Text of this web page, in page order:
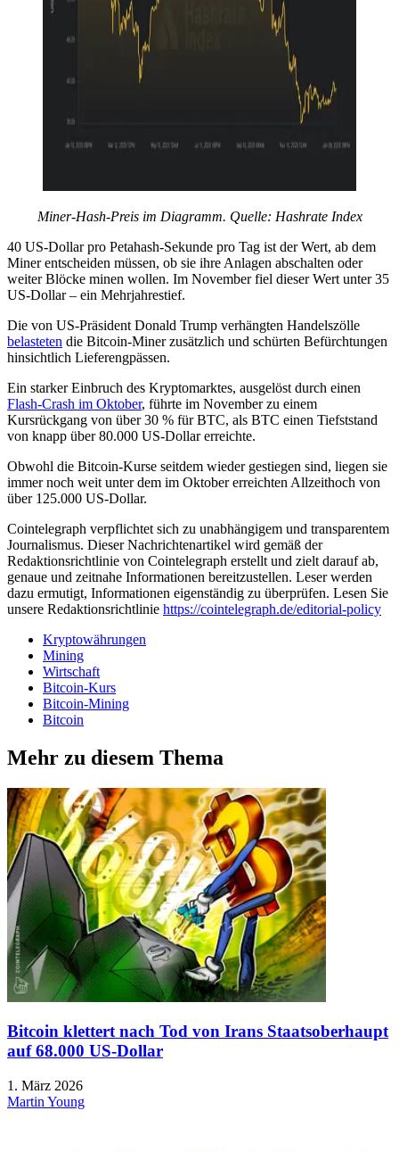
Miner-Hash-Preis im Diagramm. Quelle: Hashrate Index
40 US-Dollar pro Petahash-Sekunde pro Tag ist der Wert, ab dem
Miner entscheiden müssen, ob sie ihre Anlagen abschalten oder
weiter Blöcke minen wollen. Im November fiel dieser Wert unter 35
US-Dollar – ein Mehrjahrestief.
Die von US-Präsident Donald Trump verhängten Handelszölle
belasteten die Bitcoin-Miner zusätzlich und schürten Befürchtungen
hinsichtlich Lieferengpässen.
Ein starker Einbruch des Kryptomarktes, ausgelöst durch einen
Flash-Crash im Oktober, führte im November zu einem
Kursrückgang von über 30 % für BTC, als BTC einen Tiefststand
von knapp über 80.000 US-Dollar erreichte.
Obwohl die Bitcoin-Kurse seitdem wieder gestiegen sind, liegen sie
immer noch weit unter dem im Oktober erreichten Allzeithoch von
über 125.000 US-Dollar.
Cointelegraph verpflichtet sich zu unabhängigem und transparentem
Journalismus. Dieser Nachrichtenartikel wird gemäß der
Redaktionsrichtlinie von Cointelegraph erstellt und zielt darauf ab,
genaue und zeitnahe Informationen bereitzustellen. Leser werden
dazu ermutigt, Informationen eigenständig zu überprüfen. Lesen Sie
unsere Redaktionsrichtlinie https://cointelegraph.de/editorial-policy
Kryptowährungen
Mining
Wirtschaft
Bitcoin-Kurs
Bitcoin-Mining
Bitcoin
Mehr zu diesem Thema
Bitcoin klettert nach Tod von Irans Staatsoberhaupt
auf 68.000 US-Dollar
1. März 2026
Martin Young